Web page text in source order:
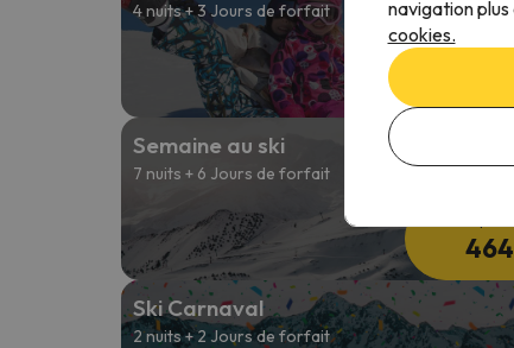
4 nuits + 3 Jours de forfait
Semaine au ski
7 nuits + 6 Jours de forfait
Ski Carnaval
2 nuits + 2 Jours de forfait
navigation
cookies.